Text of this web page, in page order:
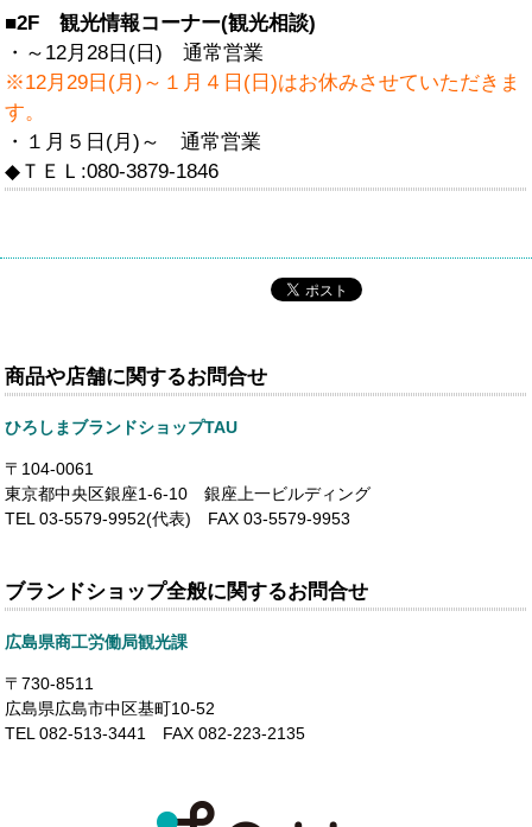
■2F 観光情報コーナー(観光相談)
・～12月28日(日) 通常営業
※12月29日(月)～１月４日(日)はお休みさせていただきま
す。
・１月５日(月)～ 通常営業
◆ＴＥＬ:080-3879-1846
商品や店舗に関するお問合せ
ひろしまブランドショップTAU
〒104-0061
東京都中央区銀座1-6-10 銀座上一ビルディング
TEL 03-5579-9952(代表) FAX 03-5579-9953
ブランドショップ全般に関するお問合せ
広島県商工労働局観光課
〒730-8511
広島県広島市中区基町10-52
TEL 082-513-3441 FAX 082-223-2135